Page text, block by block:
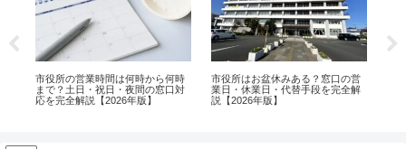
市役所の営業時間は何時から何時
まで？土日・祝日・夜間の窓口対
応を完全解説【2026年版】
市役所はお盆休みある？窓口の営
業日・休業日・代替手段を完全解
説【2026年版】